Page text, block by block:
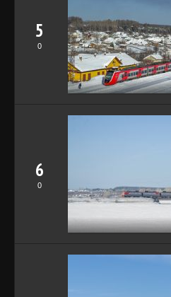
5
0
6
0